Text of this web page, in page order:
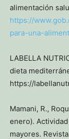
alimentación
https://
para-una-
LABELLA
dieta
https://
Mamani, R.,
enero).
mayores.